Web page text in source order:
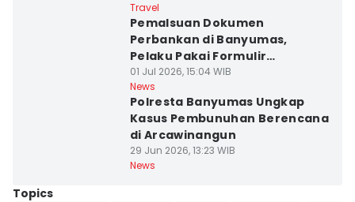
Travel
Pemalsuan Dokumen
Perbankan di Banyumas,
Pelaku Pakai Formulir
Kedaluarsa
01 Jul 2026, 15:04 WIB
News
Polresta Banyumas Ungkap
Kasus Pembunuhan Berencana
di Arcawinangun
29 Jun 2026, 13:23 WIB
News
Topics